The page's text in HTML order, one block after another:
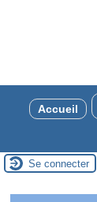
Accueil
Se connecter